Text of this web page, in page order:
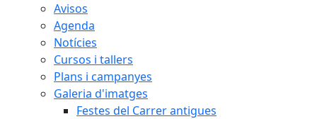
Avisos
Agenda
Notícies
Cursos i tallers
Plans i campanyes
Galeria d'imatges
Festes del Carrer antigues